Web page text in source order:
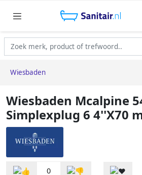
Wiesbaden
Wiesbaden Mcalpine
Simplexplug 6 4''X70
0